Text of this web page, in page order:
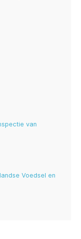
van
Voedsel en